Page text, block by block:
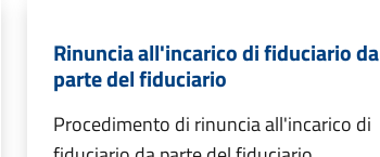
Rinuncia all'incarico di fiduciario da
parte del fiduciario
Procedimento di rinuncia all'incarico di